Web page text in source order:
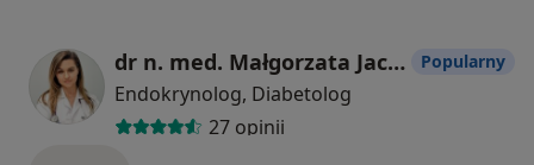
dr n. med. Małgorzata Jacewicz-Święcka
Endokrynolog, Diabetolog
27 opinii
Popularny